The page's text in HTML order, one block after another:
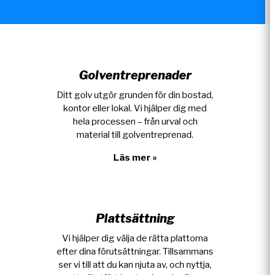
Golventreprenader
Ditt golv utgör grunden för din bostad,
kontor eller lokal. Vi hjälper dig med
hela processen – från urval och
material till golventreprenad.
Läs mer »
Plattsättning
Vi hjälper dig välja de rätta plattorna
efter dina förutsättningar. Tillsammans
ser vi till att du kan njuta av, och nyttja,